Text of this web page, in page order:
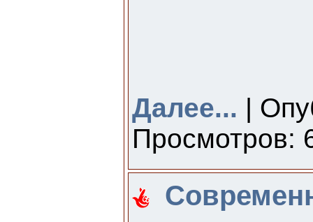
Далее... |
Просмотров: